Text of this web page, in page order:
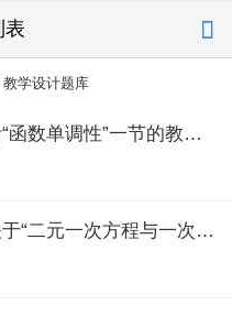
表 
学设计题库
[问答题,论述题] 某老师在设计“函数单调性”一节的教学设计时，教学目标之一为“理解函数单调性概念”。请问这样设计是否合适？理由是什么？如果不合适，请你给予改进。
[问答题,案例分析题] 请给出关于“二元一次方程与一次函数”的教材分析。